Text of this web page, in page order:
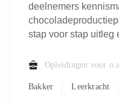
deelnemers
stap voor stap uitleg
Opleidingen voor
Bakker Leerkracht